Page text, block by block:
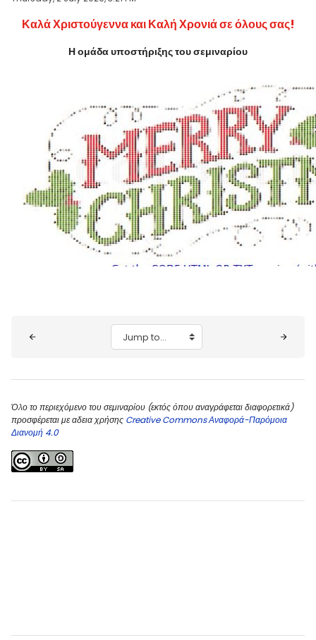
Καλά Χριστούγεννα και Καλή Χρονιά σε όλους σας!
Η ομάδα υποστήριξης του σεμιναρίου
Jump to...
Όλο το περιεχόμενο του σεμιναρίου (εκτός όπου αναγράφεται διαφορετικά)
προσφέρεται με αδεια χρήσης Creative Commons Αναφορά-Παρόμοια
Διανομή 4.0